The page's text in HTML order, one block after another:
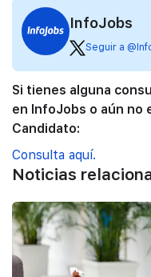
InfoJobs
Seguir a
Si tienes alguna
en InfoJobs o aún no
Candidato:
Consulta aquí.
Noticias